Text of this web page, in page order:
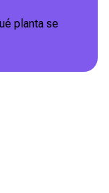
planta se